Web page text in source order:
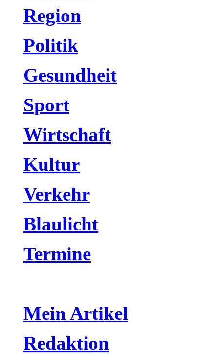
Region
Politik
Gesundheit
Sport
Wirtschaft
Kultur
Verkehr
Blaulicht
Termine
Mein Artikel
Redaktion